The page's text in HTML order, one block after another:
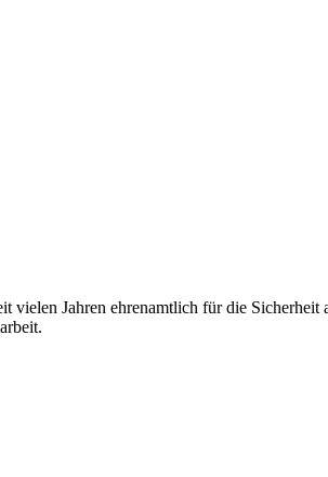
vielen Jahren ehrenamtlich für die Sicherheit